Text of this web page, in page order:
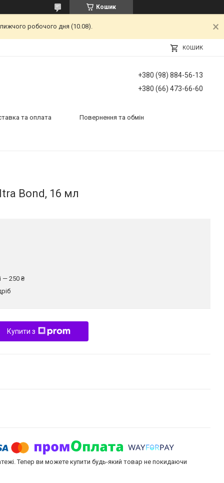
Кошик
робочого дня (10.08).
КОШИК
+380 (98) 884-56-13
+380 (66) 473-66-60
та оплата Повернення та обмін
Bond, 16 мл
— 250 ₴
Купити з
Тепер ви можете купити будь-який товар не покидаючи